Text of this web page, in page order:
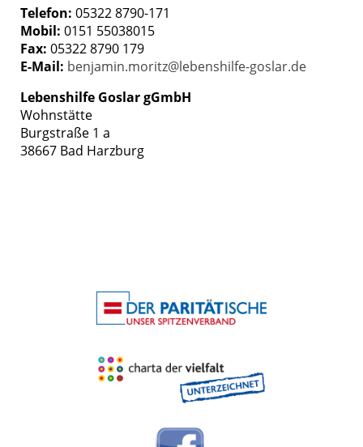
Telefon: 05322 8790-171
Mobil: 0151 55038015
Fax: 05322 8790 179
E-Mail: benjamin.moritz@lebenshilfe-goslar.de
Lebenshilfe Goslar gGmbH
Wohnstätte
Burgstraße 1 a
38667 Bad Harzburg